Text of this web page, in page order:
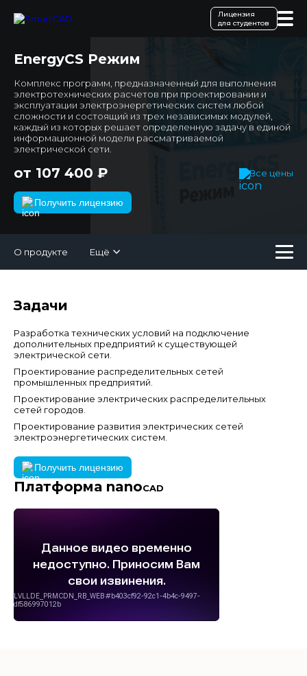
Лицензия
для студентов
EnergyCS Режим
Комплекс программ, предназначенный для выполнения
электротехнических расчетов при проектировании и
эксплуатации электроэнергетических систем любой
сложности и состоящий из трех независимых модулей,
каждый из которых решает определенную задачу в единой
информационной модели рассматриваемой
электрической сети.
от 107 400 ₽ Все цены
Получить лицензию
О продукте Ещё
Задачи
Разработка технических условий на подключение
дополнительных предприятий к существующей
электрической сети.
Проектирование распределительных сетей
промышленных предприятий.
Проектирование электрических распределительных
сетей городов.
Проектирование развития электрических сетей
электроэнергетических систем.
Получить лицензию
Платформа nanoCAD